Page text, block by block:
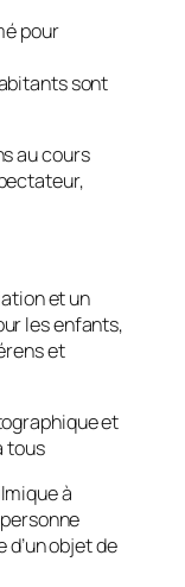
pour
sont
au cours
et un
les enfants,
et
et
tous
à
objet de